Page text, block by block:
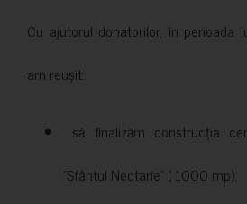
Cu ajutorul donatorilor, în
am reușit:
să finalizăm construcția
”Sfântul Nectarie” ( 1000 mp);